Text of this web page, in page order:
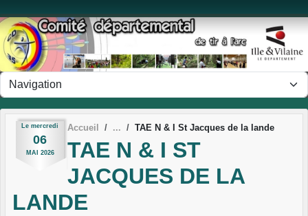
Le mercredi
06
MAI 2026
Accueil TAE N & I St Jacques de la lande
TAE N & I ST
JACQUES DE LA
LANDE